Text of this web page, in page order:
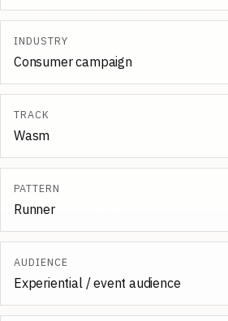
INDUSTRY
Consumer campaign
TRACK
Wasm
PATTERN
Runner
AUDIENCE
Experiential / event audience